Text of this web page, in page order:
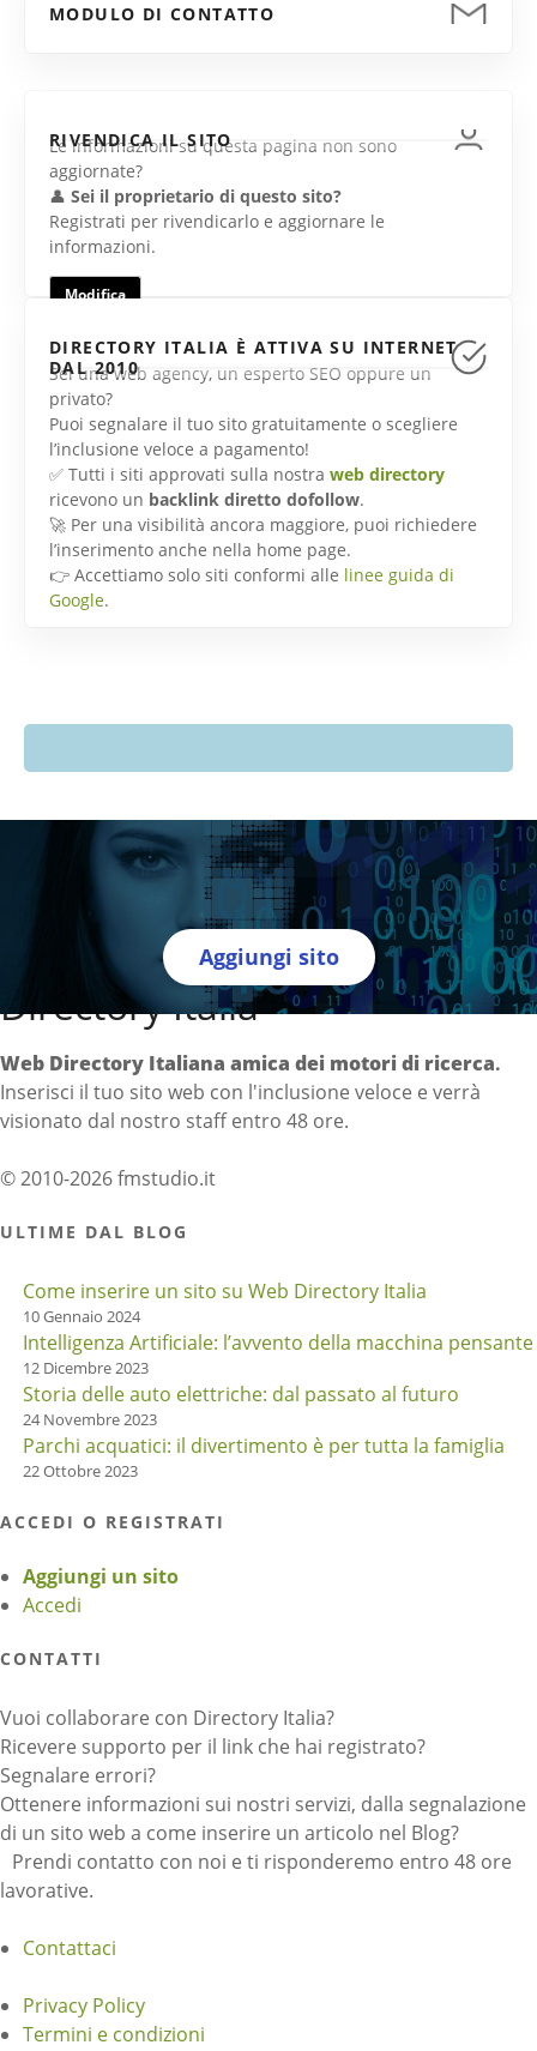
MODULO DI CONTATTO
RIVENDICA IL SITO
Le informazioni su questa pagina non sono
aggiornate?
👤 Sei il proprietario di questo sito?
Registrati per rivendicarlo e aggiornare le
informazioni.
Modifica
DIRECTORY ITALIA È ATTIVA SU INTERNET
DAL 2010
Sei una web agency, un esperto SEO oppure un
privato?
Puoi segnalare il tuo sito gratuitamente o scegliere
l’inclusione veloce a pagamento!
✅ Tutti i siti approvati sulla nostra web directory
ricevono un backlink diretto dofollow.
🚀 Per una visibilità ancora maggiore, puoi richiedere
l’inserimento anche nella home page.
👉 Accettiamo solo siti conformi alle linee guida di
Google.
Aggiungi sito
Directory Italia
Web Directory Italiana amica dei motori di ricerca.
Inserisci il tuo sito web con l'inclusione veloce e verrà
visionato dal nostro staff entro 48 ore.
© 2010-2026 fmstudio.it
ULTIME DAL BLOG
Come inserire un sito su Web Directory Italia
10 Gennaio 2024
Intelligenza Artificiale: l’avvento della macchina pensante
12 Dicembre 2023
Storia delle auto elettriche: dal passato al futuro
24 Novembre 2023
Parchi acquatici: il divertimento è per tutta la famiglia
22 Ottobre 2023
ACCEDI O REGISTRATI
Aggiungi un sito
Accedi
CONTATTI
Vuoi collaborare con Directory Italia?
Ricevere supporto per il link che hai registrato?
Segnalare errori?
Ottenere informazioni sui nostri servizi, dalla segnalazione
di un sito web a come inserire un articolo nel Blog?
Prendi contatto con noi e ti risponderemo entro 48 ore
lavorative.
Contattaci
Privacy Policy
Termini e condizioni